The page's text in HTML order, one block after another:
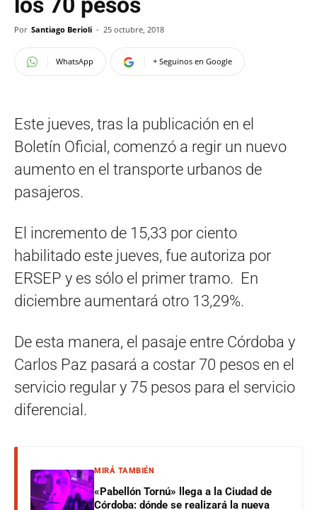
Por Santiago Berioli - 25 octubre, 2018
WhatsApp + Seguinos en Google
Este jueves, tras la publicación en el
Boletín Oficial, comenzó a regir un nuevo
aumento en el transporte urbanos de
pasajeros.
El incremento de 15,33 por ciento
habilitado este jueves, fue autoriza por
ERSEP y es sólo el primer tramo. En
diciembre aumentará otro 13,29%.
De esta manera, el pasaje entre Córdoba y
Carlos Paz pasará a costar 70 pesos en el
servicio regular y 75 pesos para el servicio
diferencial.
MIRÁ TAMBIÉN
«Pabellón Tornú» llega a la Ciudad de
Córdoba: dónde se realizará la nueva